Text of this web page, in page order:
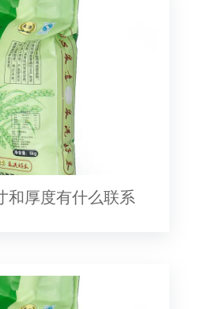
和厚度有什么联系